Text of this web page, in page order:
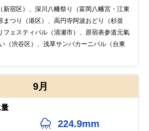
新宿区）、深川八幡祭り（富岡八幡宮・江東
まつり（港区）、高円寺阿波おどり（杉並
フェスティバル（清瀬市）、原宿表参道元氣
（渋谷区）、浅草サンバカーニバル（台東
9月
224.9mm